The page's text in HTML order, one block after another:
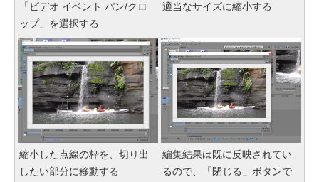
「ビデオ イベント パン/クロ
ップ」を選択する
適当なサイズに縮小する
縮小した点線の枠を、切り出
したい部分に移動する
編集結果は既に反映されてい
るので、「閉じる」ボタンで